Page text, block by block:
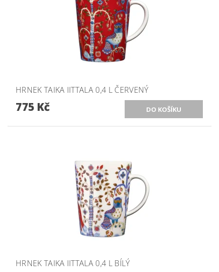
HRNEK TAIKA IITTALA 0,4 L ČERVENÝ
775 Kč
HRNEK TAIKA IITTALA 0,4 L BÍLÝ